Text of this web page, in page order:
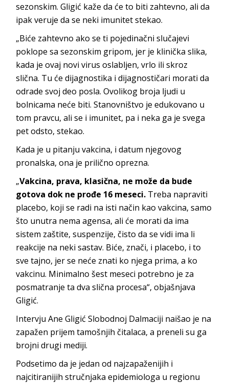
sezonskim. Gligić kaže da će to biti zahtevno, ali da
ipak veruje da se neki imunitet stekao.
„Biće zahtevno ako se ti pojedinačni slučajevi
poklope sa sezonskim gripom, jer je klinička slika,
kada je ovaj novi virus oslabljen, vrlo ili skroz
slična. Tu će dijagnostika i dijagnostičari morati da
odrade svoj deo posla. Ovolikog broja ljudi u
bolnicama neće biti. Stanovništvo je edukovano u
tom pravcu, ali se i imunitet, pa i neka ga je svega
pet odsto, stekao.
Kada je u pitanju vakcina, i datum njegovog
pronalska, ona je prilično oprezna.
„Vakcina, prava, klasična, ne može da bude
gotova dok ne prođe 16 meseci. Treba napraviti
placebo, koji se radi na isti način kao vakcina, samo
što unutra nema agensa, ali će morati da ima
sistem zaštite, suspenzije, čisto da se vidi ima li
reakcije na neki sastav. Biće, znači, i placebo, i to
sve tajno, jer se neće znati ko njega prima, a ko
vakcinu. Minimalno šest meseci potrebno je za
posmatranje ta dva slična procesa“, objašnjava
Gligić.
Intervju Ane Gligić Slobodnoj Dalmaciji naišao je na
zapažen prijem tamošnjih čitalaca, a preneli su ga
brojni drugi mediji.
Podsetimo da je jedan od najzapaženijih i
najcitiranijih stručnjaka epidemiologa u regionu